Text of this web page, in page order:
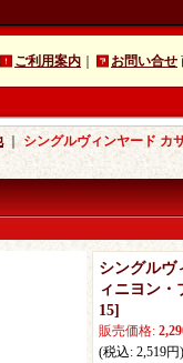
ご利用案内 お問い合せ
｜ シングルヴィンヤード カ
シングルヴ
ィニヨン・
15]
販売価格:
(税込: 2,519円)